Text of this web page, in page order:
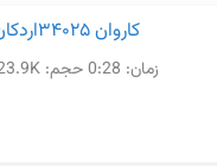
کاروان ۳۴۰۲۵اردکان(حج امین )
زمان: 0:28حجم: 123.9K